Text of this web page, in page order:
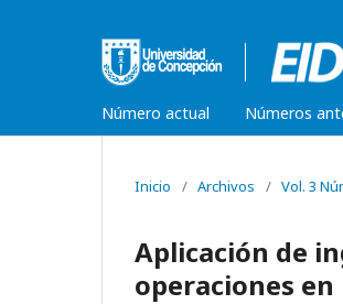
Número actual Números
Inicio / Archivos / Vol. 3
Aplicación de
operaciones